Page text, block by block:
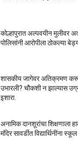
कोल्हापुरात अल्पवयीन मुलीवर
पोलिसांनी आरोपीला ठोकल्या
शासकीय जागेवर अतिक्रमण
उभारली? चौकशी न झाल्यास
इशारा.
अनामिक दानशूरांचा शिक्षणाला
मंदिर सावर्डीत विद्यार्थिनींना